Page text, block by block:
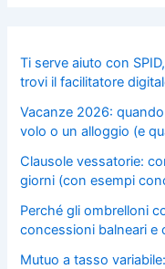
Ti serve aiuto con
trovi il facilitatore
Vacanze 2026:
volo o un alloggio (e
Clausole vessatorie:
giorni (con esempi
Perché gli ombrelloni
concessioni balneari e
Mutuo a tasso